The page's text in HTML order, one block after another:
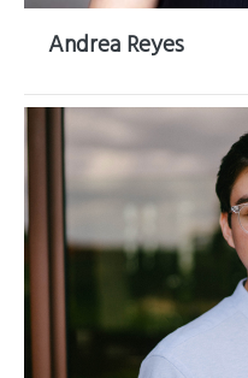
Andrea Reyes